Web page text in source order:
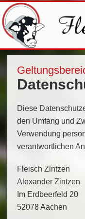
Diese
den Umfang und
Verwendung
verantwortlichen
Fleisch Zintzen
Alexander Zintzen
Im Erdbeerfeld 20
52078 Aachen